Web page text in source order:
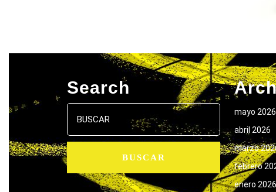
Search
Buscar:
mayo 2026
abril 2026
marzo
febrero
enero 2026